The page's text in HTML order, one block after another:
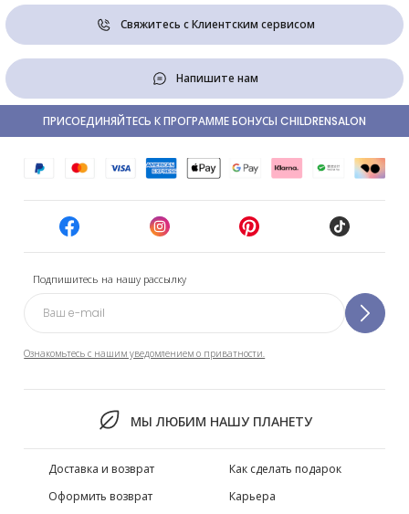
Свяжитесь с Клиентским сервисом
Напишите нам
Подпишитесь на нашу рассылку
Ознакомьтесь с нашим уведомлением о приватности.
МЫ ЛЮБИМ НАШУ ПЛАНЕТУ
ПРИСОЕДИНЯЙТЕСЬ К ПРОГРАММЕ БОНУСЫ CHILDRENSALON
Доставка и возврат
Оформить возврат
Как сделать подарок
Карьера